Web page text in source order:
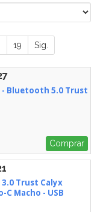
19 Sig.
- Bluetooth 5.0 Trust
Comprar
Trust Calyx
C Macho - USB